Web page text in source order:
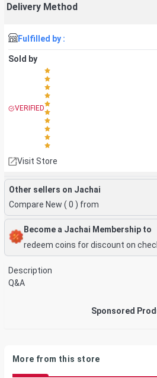
Delivery Method
Fulfilled by :
Sold by
VERIFIED
Visit Store
Other sellers on Jachai
Compare New ( 0 ) from
Become a Jachai Membership to
redeem coins for discount on
Description
Q&A
Sponsored
More from this store